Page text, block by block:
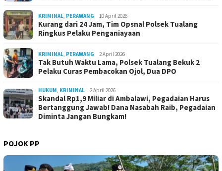
KRIMINAL PERAWANG 10 April 2026
Kurang dari 24 Jam, Tim Opsnal Polsek Tualang
Ringkus Pelaku Penganiayaan
KRIMINAL PERAWANG 2 April 2026
Tak Butuh Waktu Lama, Polsek Tualang Bekuk 2
Pelaku Curas Pembacokan Ojol, Dua DPO
HUKUM KRIMINAL 2 April 2026
Skandal Rp1,9 Miliar di Ambalawi, Pegadaian Harus
Bertanggung Jawab! Dana Nasabah Raib, Pegadaian
Diminta Jangan Bungkam!
POJOK PP